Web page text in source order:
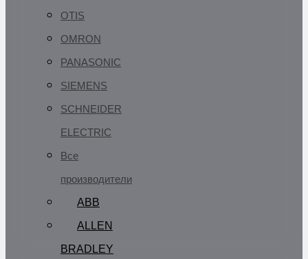
OTIS
OMRON
PANASONIC
SIEMENS
SCHNEIDER
ELECTRIC
Все
производители
ABB
ALLEN
BRADLEY